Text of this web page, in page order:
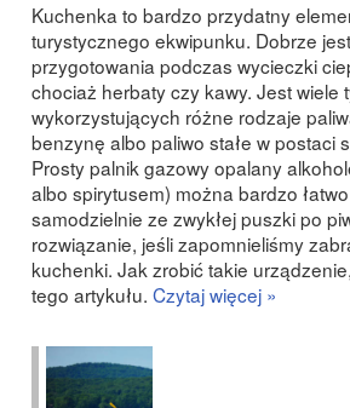
Kuchenka to bardzo przydatny
turystycznego ekwipunku. Dobrze
przygotowania podczas wycieczki
chociaż herbaty czy kawy. Jest wiele
wykorzystujących różne rodzaje
benzynę albo paliwo stałe w postaci
Prosty palnik gazowy opalany
albo spirytusem) można bardzo
samodzielnie ze zwykłej puszki po
rozwiązanie, jeśli zapomnieliśmy
kuchenki. Jak zrobić takie
tego artykułu. Czytaj więcej »